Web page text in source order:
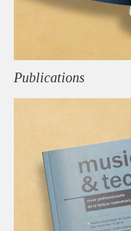
Publications